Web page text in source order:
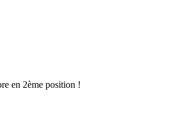
en 2ème position !